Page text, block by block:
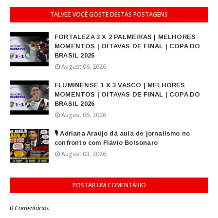
TALVEZ VOCÊ GOSTE DESTAS POSTAGENS
FORTALEZA 3 X 2 PALMEIRAS | MELHORES
MOMENTOS | OITAVAS DE FINAL | COPA DO
BRASIL 2026
August 06, 2026
FLUMINENSE 1 X 3 VASCO | MELHORES
MOMENTOS | OITAVAS DE FINAL | COPA DO
BRASIL 2026
August 06, 2026
🎙️ Adriana Araújo dá aula de jornalismo no
confronto com Flávio Bolsonaro
August 03, 2026
POSTAR UM COMENTÁRIO
0 Comentários